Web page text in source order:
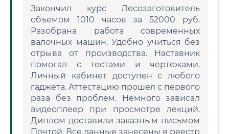
Закончил курс Лесозаготовитель
объемом 1010 часов за 52000 руб.
Разобрана работа современных
валочных машин. Удобно учиться без
отрыва от производства. Наставник
помогал с тестами и чертежами.
Личный кабинет доступен с любого
гаджета. Аттестацию прошел с первого
раза без проблем. Немного зависал
видеоплеер при просмотре лекций.
Диплом доставили заказным письмом
Почтой. Все данные занесены в реестр